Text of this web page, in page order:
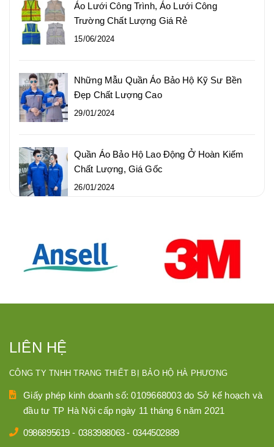
Áo Lưới Công Trình, Áo Lưới Công
Trường Chất Lượng Giá Rẻ
15/06/2024
Những Mẫu Quần Áo Bảo Hộ Kỹ Sư Bền
Đẹp Chất Lượng Cao
29/01/2024
Quần Áo Bảo Hộ Lao Động Ở Hoàn Kiếm
Chất Lượng, Giá Gốc
26/01/2024
LIÊN HỆ
CÔNG TY TNHH TRANG THIẾT BỊ BẢO HỘ HÀ PHƯƠNG
Giấy phép kinh doanh số: 0109668003 do Sở kế hoạch và
đầu tư TP Hà Nội cấp ngày 11 tháng 6 năm 2021
0986895619 - 0383988063- 0344502889